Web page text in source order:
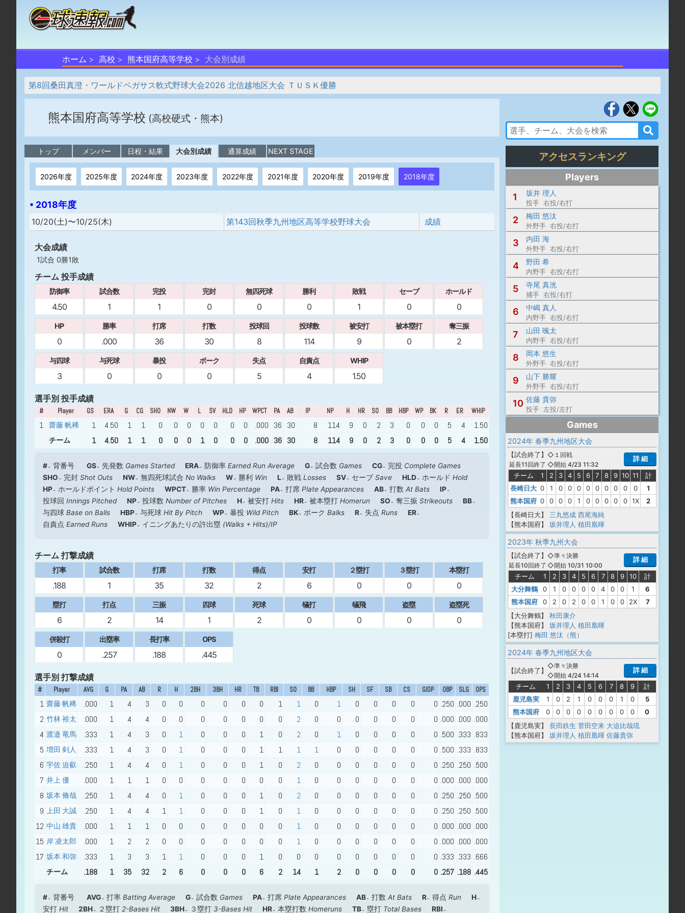
ホーム 高校 熊本国府高等学校 大会別成績
第8回桑田真澄・ワールドペガサス軟式野球大会2026 北信越地区大会 ＴＵＳＫ優勝
熊本国府高等学校 (高校硬式・熊本)
トップ メンバー 日程・結果 大会別成績 通算成績 NEXT STAGE
2026年度 2025年度 2024年度 2023年度 2022年度 2021年度 2020年度 2019年度 2018年度
• 2018年度
10/20(土)〜10/25(木) 第143回秋季九州地区高等学校野球大会 成績
大会成績
1試合 0勝1敗
チーム 投手成績
防御率
4.50
試合数
1
完投
1
完封
0
無四死球
0
勝利
0
敗戦
1
セーブ
0
ホールド
0
HP
0
勝率
.000
打席
36
打数
30
投球回
8
投球数
114
被安打
9
被本塁打
0
奪三振
2
与四球
3
与死球
0
暴投
0
ボーク
0
失点
5
自責点
4
WHIP
1.50
選手別 投手成績
# Player GS ERA G CG SHO NW W L SV HLD HP WPCT PA AB IP NP H HR SO BB HBP WP BK R ER WHIP
1 齋藤 帆稀 1 4.50 1 1 0 0 0 0 0 0 0 .000 36 30 8 114 9 0 2 3 0 0 0 5 4 1.50
チーム 1 4.50 1 1 0 0 0 1 0 0 0 .000 36 30 8 114 9 0 2 3 0 0 0 5 4 1.50
# 背番号 GS 先発数 Games Started ERA 防御率 Earned Run Average G 試合数 Games CG 完投 Complete Games
SHO
完封 Shot Outs NW 無四死球試合 No Walks W 勝利 Win L 敗戦 Losses SV セーブ Save HLD ホールド Hold
HP
ホールドポイント Hold Points WPCT 勝率 Win Percentage PA 打席 Plate Appearances AB 打数 At Bats
IP
投球回 Innings Pitched NP 投球数 Number of Pitches H 被安打 Hits HR 被本塁打 Homerun SO 奪三振 Strikeouts
BB
与四球 Base on Balls HBP 与死球 Hit By Pitch WP 暴投 Wild Pitch BK ボーク Balks R 失点 Runs
ER
自責点 Earned Runs WHIP イニングあたりの許出塁 (Walks + Hits)/IP
チーム 打撃成績
打率
.188
試合数
1
打席
35
打数
32
得点
2
安打
6
２塁打
0
３塁打
0
本塁打
0
塁打
6
打点
2
三振
14
四球
1
死球
2
犠打
0
犠飛
0
盗塁
0
盗塁死
0
併殺打
0
出塁率
.257
長打率
.188
OPS
.445
選手別 打撃成績
# Player AVG G PA AB R H 2BH 3BH HR TB RBI SO BB HBP SH SF SB CS GIDP OBP SLG OPS
1 齋藤 帆稀 .000 1 4 3 0 0 0 0 0 0 1 1 0 1 0 0 0 0 0 .250 .000 .250
2 竹林 裕太 .000 1 4 4 0 0 0 0 0 0 0 2 0 0 0 0 0 0 0 .000 .000 .000
4 渡邉 竜馬 .333 1 4 3 0 1 0 0 0 1 0 2 0 1 0 0 0 0 0 .500 .333 .833
5 増田 剣人 .333 1 4 3 0 1 0 0 0 1 1 1 1 0 0 0 0 0 0 .500 .333 .833
6 宇佐 迫叡 .250 1 4 4 0 1 0 0 0 1 0 2 0 0 0 0 0 0 0 .250 .250 .500
7 井上 優 .000 1 1 1 0 0 0 0 0 0 0 1 0 0 0 0 0 0 0 .000 .000 .000
8 坂本 脩哉 .250 1 4 4 0 1 0 0 0 1 0 2 0 0 0 0 0 0 0 .250 .250 .500
9 上田 大誠 .250 1 4 4 1 1 0 0 0 1 0 1 0 0 0 0 0 0 0 .250 .250 .500
12 中山 雄貴 .000 1 1 1 0 0 0 0 0 0 0 1 0 0 0 0 0 0 0 .000 .000 .000
15 岸 凌太郎 .000 1 2 2 0 0 0 0 0 0 0 1 0 0 0 0 0 0 0 .000 .000 .000
17 坂本 和弥 .333 1 3 3 1 1 0 0 0 1 0 0 0 0 0 0 0 0 0 .333 .333 .666
チーム .188 1 35 32 2 6 0 0 0 6 2 14 1 2 0 0 0 0 0 .257 .188 .445
# 背番号 AVG 打率 Batting Average G 試合数 Games PA 打席 Plate Appearances AB 打数 At Bats R 得点 Run
H
安打 Hit 2BH ２塁打 2-Bases Hit 3BH ３塁打 3-Bases Hit HR 本塁打数 Homeruns TB 塁打 Total Bases RBI
アクセスランキング
Players
1
坂井 理人
投手 右投/右打
2 梅田 悠汰
外野手 右投/右打
3 内田 海
外野手 右投/右打
4 野田 希
内野手 右投/右打
5 寺尾 真洸
捕手 右投/右打
6 中嶋 真人
内野手 右投/右打
7 山田 颯太
内野手 右投/右打
8 岡本 悠生
外野手 右投/右打
9 山下 勝耀
外野手 右投/右打
10 佐藤 貴弥
投手 左投/左打
Games
2024年 春季九州地区大会
【試合終了 】
延長11回終了
◇１回戦
◇開始 4/23 11:32
詳 細
チーム 1 2 3 4 5 6 7 8 9 10 11
計
長崎日大 0 1 0 0 0 0 0 0 0 0 0
1
熊本国府 0 0 0 0 1 0 0 0 0 0 1X
2
【長崎日大】
三丸悠成 西尾海純
【熊本国府】
坂井理人 植田凰暉
2023年 秋季九州大会
【試合終了 】
延長10回終了
◇準々決勝
◇開始 10/31 10:00
詳 細
チーム 1 2 3 4 5 6 7 8 9 10
計
大分舞鶴
0 1 0 0 0 0 4 0 0 1
6
熊本国府
0 2 0 2 0 0 1 0 0 2X
7
【大分舞鶴】
秋田康介
【熊本国府】
坂井理人 植田凰暉
[本塁打] 梅田 悠汰（熊）
2024年 春季九州地区大会
【試合終了 】
◇準々決勝
◇開始 4/24 14:14
詳 細
チーム 1 2 3 4 5 6 7 8 9
計
鹿児島実
1 0 2 1 0 0 0 1 0
5
熊本国府
0 0 0 0 0 0 0 0 0
0
【鹿児島実】
長田鉄生 菅田空来 大迫比哉琉
【熊本国府】
坂井理人 植田凰暉 佐藤貴弥